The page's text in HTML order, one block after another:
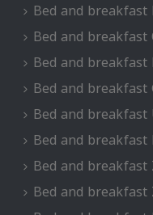
Bed and breakfast
Bed and breakfast
Bed and breakfast
Bed and breakfast
Bed and
Bed and
Bed and
Bed and breakfast